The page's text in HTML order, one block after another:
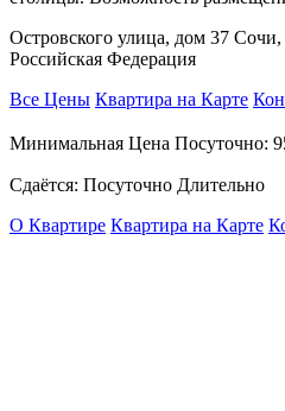
Островского улица, дом 37
Российская Федерация
Все Цены Квартира на Карте
Минимальная Цена Посуточно:
Сдаётся: Посуточно Длительно
О Квартире Квартира на Карте